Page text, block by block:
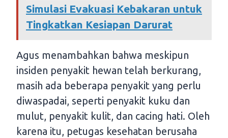
Simulasi Evakuasi Kebakaran untuk
Tingkatkan Kesiapan Darurat
Agus menambahkan bahwa meskipun
insiden penyakit hewan telah berkurang,
masih ada beberapa penyakit yang perlu
diwaspadai, seperti penyakit kuku dan
mulut, penyakit kulit, dan cacing hati. Oleh
karena itu, petugas kesehatan berusaha